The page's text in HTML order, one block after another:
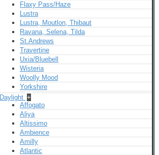
Flaxy Pass/Haze
Lustra
Lustra, Moutlon, Thibaut
Ravana, Selena, Tilda
St.Andrews
Travertine
Uxia/Bluebell
Wisteria
Woolly Mood
Yorkshire
Daylight +
Affogato
Aliya
Altissimo
Ambience
Amilly
Atlantic